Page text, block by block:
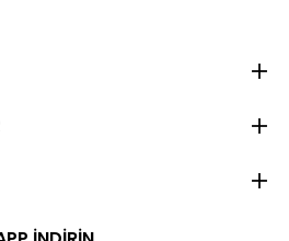
her vücut tipine uygun
koleksiyonları her beklentiyi
ekru uzun elbise